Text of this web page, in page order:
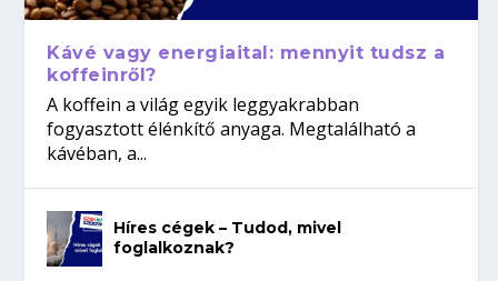
Kávé vagy energiaital: mennyit tudsz a
koffeinről?
A koffein a világ egyik leggyakrabban
fogyasztott élénkítő anyaga. Megtalálható a
kávéban, a...
Híres cégek – Tudod, mivel
foglalkoznak?